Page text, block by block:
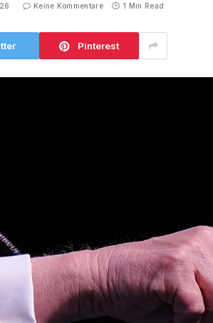
Keine Kommentare 1 Min Read
Pinterest